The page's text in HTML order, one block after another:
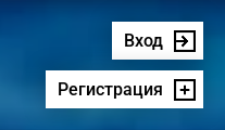
Вход
Регистрация